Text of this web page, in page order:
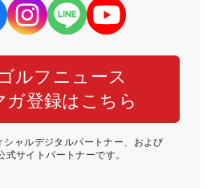
ルフニュース
ガ登録はこちら
シャルデジタルパートナー、および
式サイトパートナーです。